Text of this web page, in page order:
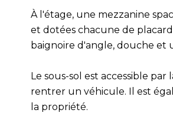
À l'étage, une mezzanine
et dotées chacune de
baignoire d'angle, douche et
Le sous-sol est accessible
rentrer un véhicule. Il est
la propriété.